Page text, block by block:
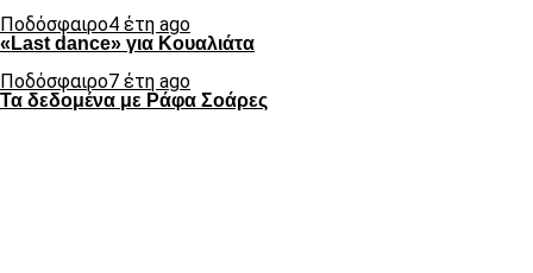
Ποδόσφαιρο4 έτη ago
«Last dance» για Κουαλιάτα
Ποδόσφαιρο7 έτη ago
Τα δεδομένα με Ράφα Σοάρες